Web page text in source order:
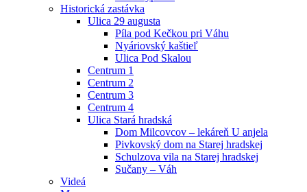
Historická zastávka
Ulica 29 augusta
Píla pod Kečkou pri Váhu
Nyáriovský kaštieľ
Ulica Pod Skalou
Centrum 1
Centrum 2
Centrum 3
Centrum 4
Ulica Stará hradská
Dom Milcovcov – lekáreň U anjela
Pivkovský dom na Starej hradskej
Schulzova vila na Starej hradskej
Sučany – Váh
Videá